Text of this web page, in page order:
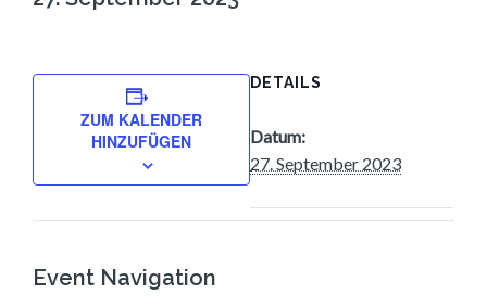
ZUM KALENDER
HINZUFÜGEN
DETAILS
Datum:
27. September 2023
Event Navigation